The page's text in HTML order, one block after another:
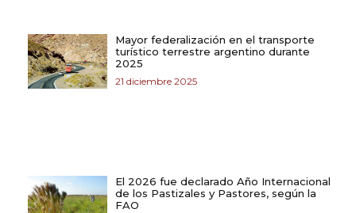
Mayor federalización en el transporte
turístico terrestre argentino durante
2025
21 diciembre 2025
El 2026 fue declarado Año Internacional
de los Pastizales y Pastores, según la
FAO